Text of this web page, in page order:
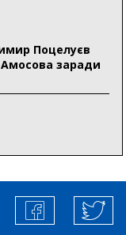
Суми
обігріву
Поцелуєв
заради